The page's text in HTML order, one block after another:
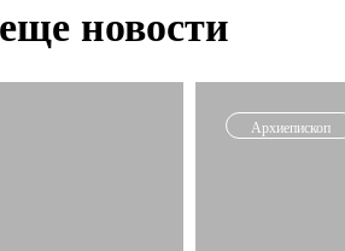
новости
Архиепископ